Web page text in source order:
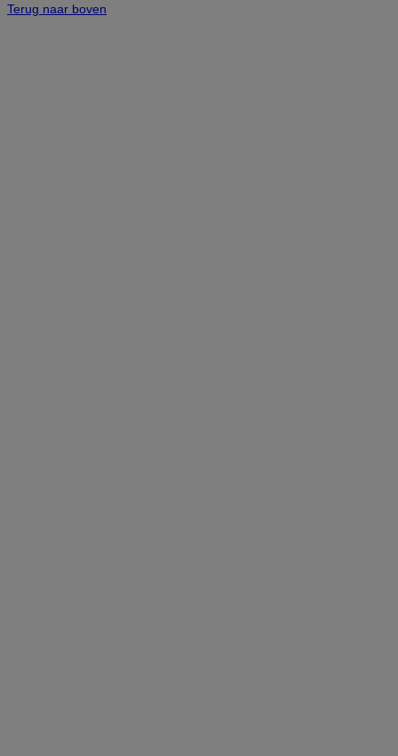
Terug naar boven